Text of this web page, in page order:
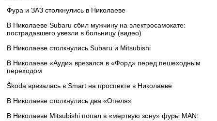
Фура и ЗАЗ столкнулись в Николаеве
В Николаеве Subaru сбил мужчину на электросамокате:
пострадавшего увезли в больницу (видео)
В Николаеве столкнулись Subaru и Mitsubishi
В Николаеве «Ауди» врезался в «Форд» перед пешеходным
переходом
Škoda врезалась в Smart на проспекте в Николаеве
В Николаеве столкнулись два «Опеля»
В Николаеве Mitsubishi попал в «мертвую зону» фуры MAN: